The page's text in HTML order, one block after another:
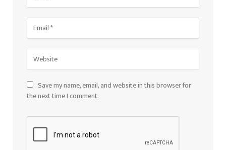
Save my name, email, and website in this browser for
the next time I comment.